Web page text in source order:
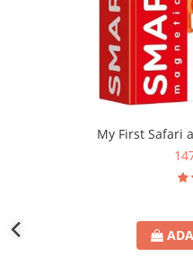
My First Safari